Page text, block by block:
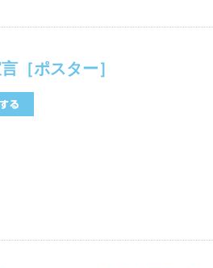
［ポスター］